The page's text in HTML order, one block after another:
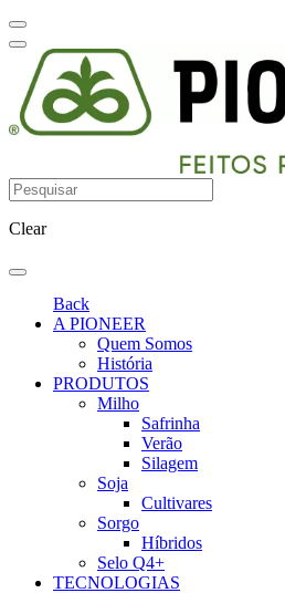
Clear
Back
A PIONEER
Quem Somos
História
PRODUTOS
Milho
Safrinha
Verão
Silagem
Soja
Cultivares
Sorgo
Híbridos
Selo Q4+
TECNOLOGIAS